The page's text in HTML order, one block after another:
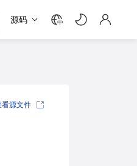
源码 中
看源文件